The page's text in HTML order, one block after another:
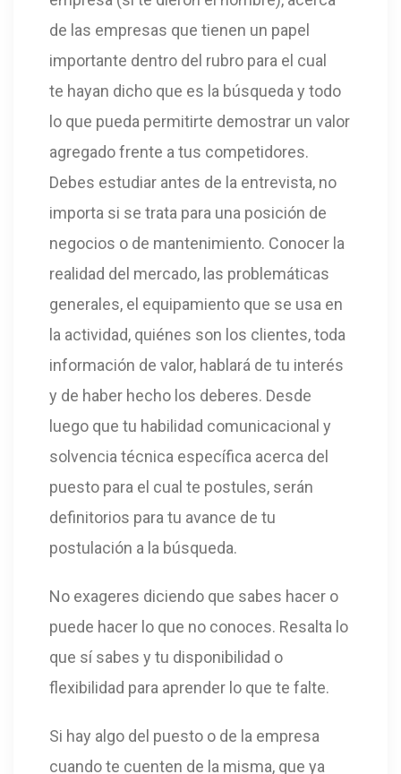
de las empresas que tienen un papel
importante dentro del rubro para el cual
te hayan dicho que es la búsqueda y todo
lo que pueda permitirte demostrar un valor
agregado frente a tus competidores.
Debes estudiar antes de la entrevista, no
importa si se trata para una posición de
negocios o de mantenimiento. Conocer la
realidad del mercado, las problemáticas
generales, el equipamiento que se usa en
la actividad, quiénes son los clientes, toda
información de valor, hablará de tu interés
y de haber hecho los deberes. Desde
luego que tu habilidad comunicacional y
solvencia técnica específica acerca del
puesto para el cual te postules, serán
definitorios para tu avance de tu
postulación a la búsqueda.
No exageres diciendo que sabes hacer o
puede hacer lo que no conoces. Resalta lo
que sí sabes y tu disponibilidad o
flexibilidad para aprender lo que te falte.
Si hay algo del puesto o de la empresa
cuando te cuenten de la misma, que ya